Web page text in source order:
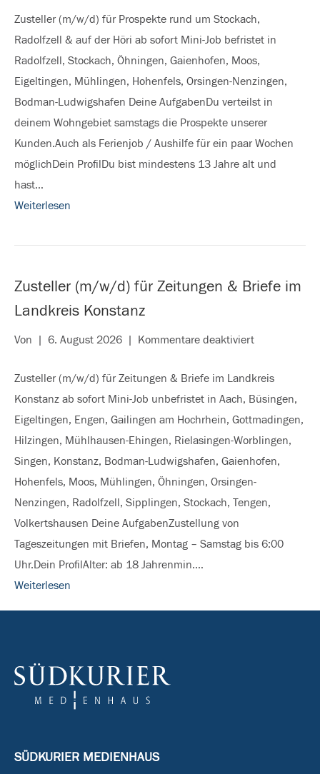
(m/w/d)
für
Prospekte
rund
um
Stockach,
Radolfzell
&
Zusteller (m/w/d) für Prospekte rund um Stockach,
Radolfzell & auf der Höri ab sofort Mini-Job befristet in
Radolfzell, Stockach, Öhningen, Gaienhofen, Moos,
Eigeltingen, Mühlingen, Hohenfels, Orsingen-Nenzingen,
Bodman-Ludwigshafen Deine AufgabenDu verteilst in
deinem Wohngebiet samstags die Prospekte unserer
Kunden.Auch als Ferienjob / Aushilfe für ein paar Wochen
möglichDein ProfilDu bist mindestens 13 Jahre alt und
hast…
Weiterlesen
Zusteller (m/w/d) für Zeitungen & Briefe im
Landkreis Konstanz
Von | 6. August 2026 | Kommentare deaktiviertfür
(m/w/d)
für
Zeitungen
&
Briefe
im
Landkreis
Zusteller (m/w/d) für Zeitungen & Briefe im Landkreis
Konstanz ab sofort Mini-Job unbefristet in Aach, Büsingen,
Eigeltingen, Engen, Gailingen am Hochrhein, Gottmadingen,
Hilzingen, Mühlhausen-Ehingen, Rielasingen-Worblingen,
Singen, Konstanz, Bodman-Ludwigshafen, Gaienhofen,
Hohenfels, Moos, Mühlingen, Öhningen, Orsingen-
Nenzingen, Radolfzell, Sipplingen, Stockach, Tengen,
Volkertshausen Deine AufgabenZustellung von
Tageszeitungen mit Briefen, Montag – Samstag bis 6:00
Uhr.Dein ProfilAlter: ab 18 Jahrenmin.…
Weiterlesen
SÜDKURIER MEDIENHAUS